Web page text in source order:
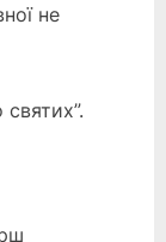
не